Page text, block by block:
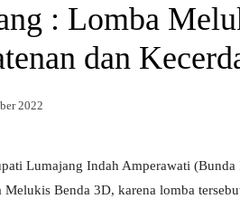
: Lomba
dan
2022
Lumajang Indah Amperawati (Bunda
Benda 3D, karena lomba